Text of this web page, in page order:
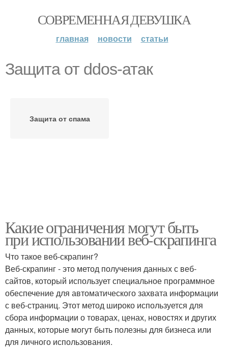
СОВРЕМЕННАЯ ДЕВУШКА
главная новости статьи
Защита от ddos-атак
Защита от спама
Какие ограничения могут быть
при использовании веб-скрапинга
Что такое веб-скрапинг?
Веб-скрапинг - это метод получения данных с веб-
сайтов, который использует специальное программное
обеспечение для автоматического захвата информации
с веб-страниц. Этот метод широко используется для
сбора информации о товарах, ценах, новостях и других
данных, которые могут быть полезны для бизнеса или
для личного использования.